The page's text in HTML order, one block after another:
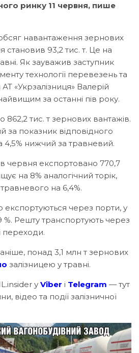
ринку 11 червня, пише
навантаження зернових
становив 93,2 тис. т. Це на
Як зауважив заступник
технології перевезень та
«Укрзалізниця» Валерій
за останні пів року.
862,2 тис. т зернових вантажів.
за показник відповідного
4,5% нижчий за травневий.
червня експортовано 770,7
на 8% аналогічний торік,
на 6,4%.
експортуються через порти, у
%. Решту транспортують через
переходи.
понад 3,1 млн т зернових
залізницею у травні.
у Viber і Telegram — тут
відео та події залізничної